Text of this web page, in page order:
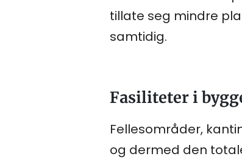
tillate seg mindre
samtidig.
Fasiliteter i
Fellesområder,
og dermed den